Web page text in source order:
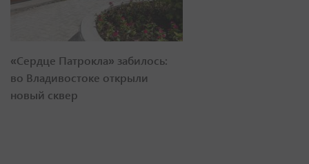
«Сердце Патрокла» забилось:
во Владивостоке открыли
новый сквер